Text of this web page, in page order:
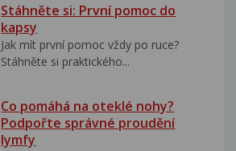
Stáhněte si: První pomoc do
kapsy
Jak mít první pomoc vždy po ruce?
Stáhněte si praktického...
Co pomáhá na oteklé nohy?
Podpořte správné proudění
lymfy